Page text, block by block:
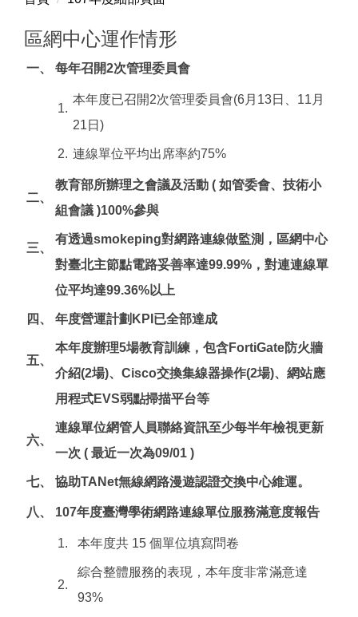
區網中心運作情形
一、 每年召開2次管理委員會
1.
本年度已召開2次管理委員會(6月13日、11月
21日)
2. 連線單位平均出席率約75%
二、
教育部所辦理之會議及活動 ( 如管委會、技術小
組會議 )100%參與
三、
有透過smokeping對網路連線做監測，區網中心
對臺北主節點電路妥善率達99.99%，對連連線單
位平均達99.36%以上
四、 年度營運計劃KPI已全部達成
五、
本年度辦理5場教育訓練，包含FortiGate防火牆
介紹(2場)、Cisco交換集線器操作(2場)、網站應
用程式EVS弱點掃描平台等
六、
連線單位網管人員聯絡資訊至少每半年檢視更新
一次 ( 最近一次為09/01 )
七、 協助TANet無線網路漫遊認證交換中心維運。
八、 107年度臺灣學術網路連線單位服務滿意度報告
1. 本年度共 15 個單位填寫問卷
2.
綜合整體服務的表現，本年度非常滿意達
93%